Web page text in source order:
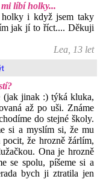
mi líbí holky...
i když jsem taky
jak jí to říct.... Děkuji
Lea, 13 let
(jak jinak :) týká kluka,
až po uši. Známe
do stejné školy.
si a myslím si, že mu
že hrozně žárlím,
Ona je hrozně
se spolu, píšeme si a
bych ji ztratila jen